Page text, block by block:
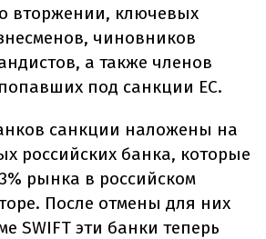
вторжении, ключевых
чиновников
а также членов
под санкции ЕС.
санкции наложены на
российских банка, которые
рынка в российском
После отмены для них
SWIFT эти банки теперь